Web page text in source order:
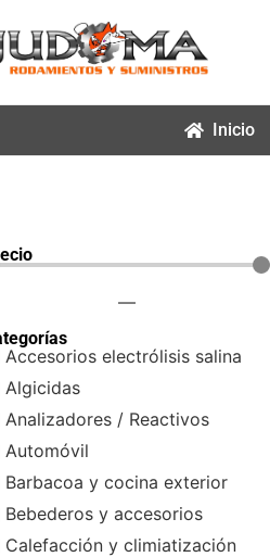
Inicio
—
Accesorios electrólisis salina
Algicidas
Analizadores / Reactivos
Automóvil
Barbacoa y cocina exterior
Bebederos y accesorios
Calefacción y climiatización